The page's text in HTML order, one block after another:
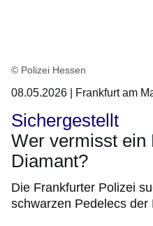
© Polizei Hessen
08.05.2026 | Frankfurt am
Sichergestellt
Wer vermisst ein
Diamant?
Die Frankfurter Polizei
schwarzen Pedelecs der